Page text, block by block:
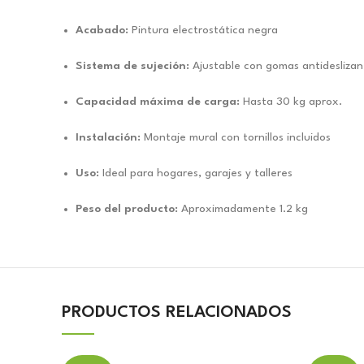
Acabado: Pintura electrostática negra
Sistema de sujeción: Ajustable con gomas
Capacidad máxima de carga: Hasta 30 kg aprox.
Instalación: Montaje mural con tornillos incluidos
Uso: Ideal para hogares, garajes y talleres
Peso del producto: Aproximadamente 1.2 kg
PRODUCTOS RELACIONADOS